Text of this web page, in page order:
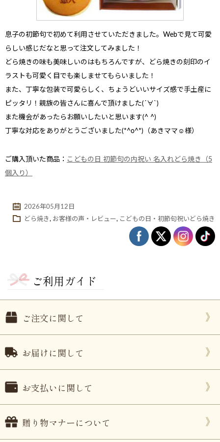
息子の初節句で初めて利用させていただきました。Webで見て可愛
らしい感じだなと思って注文してみました！
どら焼きの味も美味しいのはもちろんですが、どら焼きの刻印のイ
ラストも可愛く目でも楽しませてもらいました！
また、丁寧な包装で可愛らしく、ちょうどいいサイズ感で手土産に
ピッタリ！親族の皆さんに喜んで頂けました(´∀`)
また機会があったらお願いしたいと思います(^ ^)
丁寧な対応をありがとうございました(*^o^*)（あきママ☺様）
ご購入頂いた商品： こどもの日 初節句の内祝い 名入れどら焼き（5
個入り）
2026年05月12日
どら焼き, お客様の声・レビュー, こどもの日・初節句祝いどら焼き
ご利用ガイド
ご注文に関して
お届けに関して
お支払いに関して
贈り物マナーについて